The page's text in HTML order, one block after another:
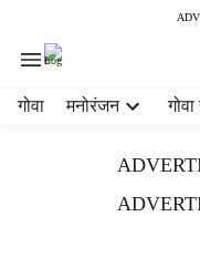
गोवा मनोरंजन